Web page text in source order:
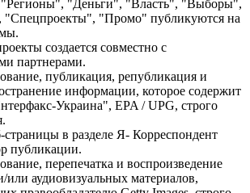
"Регионы", "Деньги", "Власть", "Выборы",
"Спецпроекты", "Промо" публикуются на
создается совместно с
партнерами.
публикация, републикация и
информации, которое содержит
Украина", EPA / UPG, строго
страницы в разделе Я- Корреспондент
публикации.
перепечатка и воспроизведение
или аудиовизуальных материалов,